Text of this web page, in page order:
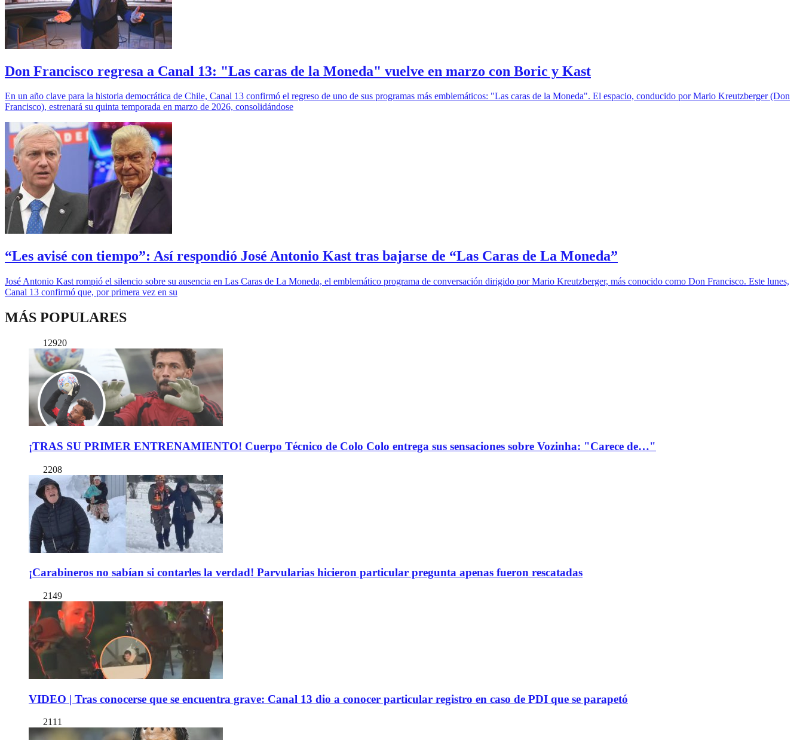
Don Francisco regresa a Canal 13: "Las caras de la Moneda" vuelve en marzo con Boric y Kast
En un año clave para la historia democrática de Chile, Canal 13 confirmó el regreso de uno de sus programas más emblemáticos: "Las caras de la Moneda". El espacio, conducido por Mario Kreutzberger (Don
Francisco), estrenará su quinta temporada en marzo de 2026, consolidándose
“Les avisé con tiempo”: Así respondió José Antonio Kast tras bajarse de “Las Caras de La Moneda”
José Antonio Kast rompió el silencio sobre su ausencia en Las Caras de La Moneda, el emblemático programa de conversación dirigido por Mario Kreutzberger, más conocido como Don Francisco. Este lunes,
Canal 13 confirmó que, por primera vez en su
MÁS POPULARES
12920
¡TRAS SU PRIMER ENTRENAMIENTO! Cuerpo Técnico de Colo Colo entrega sus sensaciones sobre Vozinha: "Carece de…"
2208
¡Carabineros no sabían si contarles la verdad! Parvularias hicieron particular pregunta apenas fueron rescatadas
2149
VIDEO | Tras conocerse que se encuentra grave: Canal 13 dio a conocer particular registro en caso de PDI que se parapetó
2111